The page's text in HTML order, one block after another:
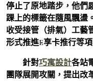
停止了原地踏步，他們
踝上的標籤在隨風飄盪
收受接管（排氣）工藝
形式推進E享卡推行等
針對巧寓設計各站
團隊展開攻關，提出改